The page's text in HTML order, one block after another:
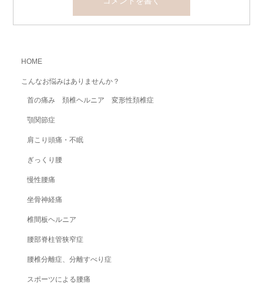
HOME
こんなお悩みはありませんか？
首の痛み 頚椎ヘルニア 変形性頚椎症
顎関節症
肩こり頭痛・不眠
ぎっくり腰
慢性腰痛
坐骨神経痛
椎間板ヘルニア
腰部脊柱管狭窄症
腰椎分離症、分離すべり症
スポーツによる腰痛